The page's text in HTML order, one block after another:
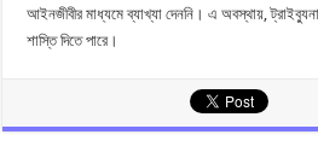
আইনজীবীর মাধ্যমে ব্যাখ্যা দেননি। এ অবস্থায়,
শাস্তি দিতে পারে।